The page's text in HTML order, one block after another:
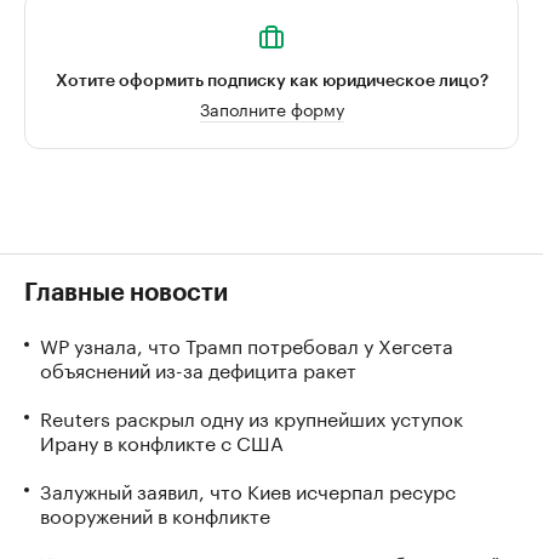
Хотите оформить подписку как юридическое лицо?
Заполните форму
Главные новости
WP узнала, что Трамп потребовал у Хегсета
объяснений из-за дефицита ракет
Reuters раскрыл одну из крупнейших уступок
Ирану в конфликте с США
Залужный заявил, что Киев исчерпал ресурс
вооружений в конфликте